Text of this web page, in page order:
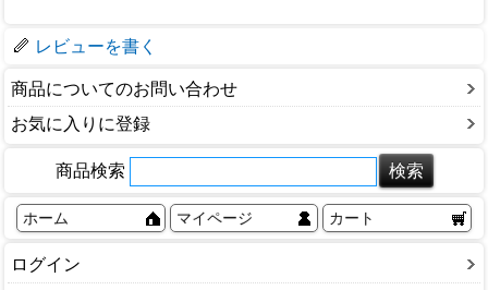
レビューを書く
商品についてのお問い合わせ
お気に入りに登録
商品検索
ホーム マイページ カート
ログイン